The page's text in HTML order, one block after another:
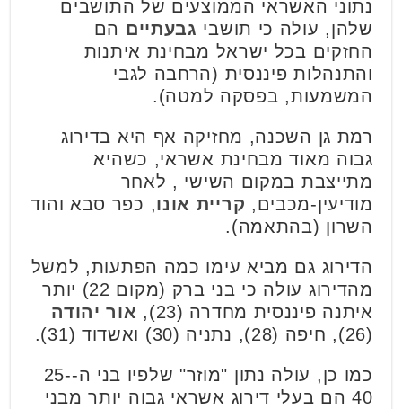
נתוני האשראי הממוצעים של התושבים
שלהן, עולה כי תושבי גבעתיים הם
החזקים בכל ישראל מבחינת איתנות
והתנהלות פיננסית (הרחבה לגבי
המשמעות, בפסקה למטה).
רמת גן השכנה, מחזיקה אף היא בדירוג
גבוה מאוד מבחינת אשראי, כשהיא
מתייצבת במקום השישי , לאחר
מודיעין-מכבים, קריית אונו, כפר סבא והוד
השרון (בהתאמה).
הדירוג גם מביא עימו כמה הפתעות, למשל
מהדירוג עולה כי בני ברק (מקום 22) יותר
איתנה פיננסית מחדרה (23),
אור יהודה
(26), חיפה (28), נתניה (30) ואשדוד (31).
כמו כן, עולה נתון "מוזר" שלפיו בני ה-25-
40 הם בעלי דירוג אשראי גבוה יותר מבני